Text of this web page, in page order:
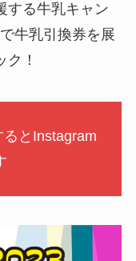
する牛乳キャン
牛乳引換券を展
！
とInstagram